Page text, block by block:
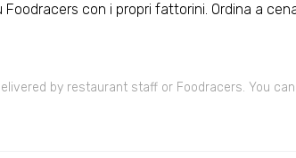
Foodracers con i propri fattorini. Ordina a
by restaurant staff or Foodracers. You